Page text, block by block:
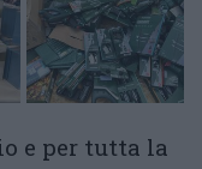
e per tutta la